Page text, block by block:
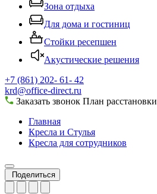
Зона отдыха
Для дома и гостиниц
Стойки ресепшен
Акустические решения
+7 (861) 202- 61- 42
krd@office-direct.ru
Заказать звонок План расстановки
Главная
Кресла и Стулья
Кресла для сотрудников
Поделиться